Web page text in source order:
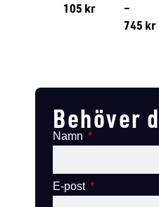
105 kr
–
745 kr
Behöver
Namn
E-post